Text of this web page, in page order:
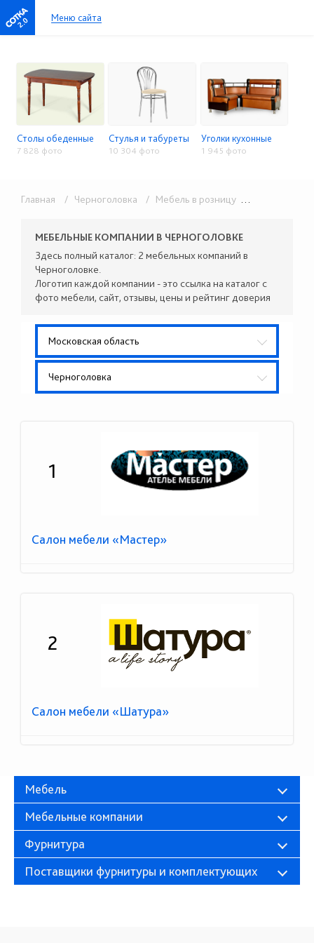
2.0 Меню сайта
Столы обеденные
7 828 фото
Стулья и табуреты
10 304 фото
Уголки кухонные
1 945 фото
Главная / Черноголовка / Мебель в розницу
МЕБЕЛЬНЫЕ КОМПАНИИ В ЧЕРНОГОЛОВКЕ
Здесь полный каталог: 2 мебельных компаний в
Черноголовке.
Логотип каждой компании - это ссылка на каталог с
фото мебели, сайт, отзывы, цены и рейтинг доверия
Московская область
Черноголовка
1
Салон мебели «Мастер»
2
Салон мебели «Шатура»
Мебель
Мебельные компании
Фурнитура
Поставщики фурнитуры и комплектующих